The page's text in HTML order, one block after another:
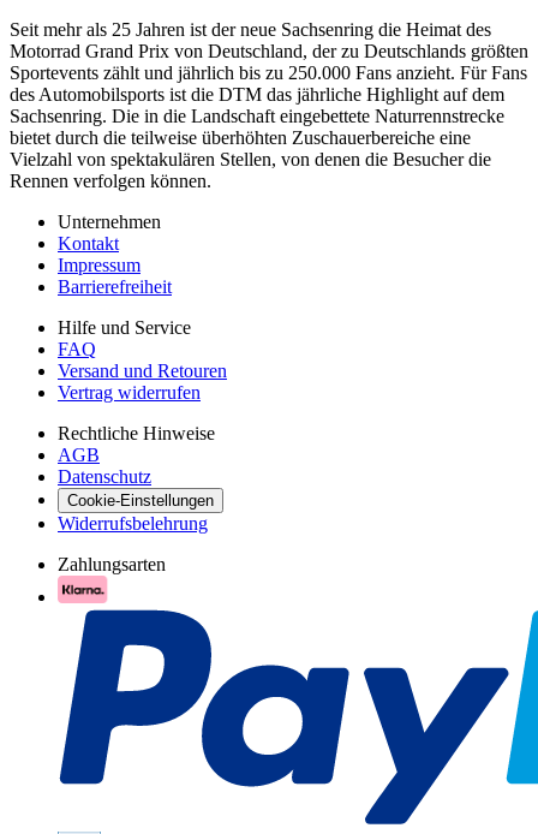
Seit mehr als 25 Jahren ist der neue Sachsenring die Heimat des
Motorrad Grand Prix von Deutschland, der zu Deutschlands größten
Sportevents zählt und jährlich bis zu 250.000 Fans anzieht. Für Fans
des Automobilsports ist die DTM das jährliche Highlight auf dem
Sachsenring. Die in die Landschaft eingebettete Naturrennstrecke
bietet durch die teilweise überhöhten Zuschauerbereiche eine
Vielzahl von spektakulären Stellen, von denen die Besucher die
Rennen verfolgen können.
Unternehmen
Kontakt
Impressum
Barrierefreiheit
Hilfe und Service
FAQ
Versand und Retouren
Vertrag widerrufen
Rechtliche Hinweise
AGB
Datenschutz
Cookie-Einstellungen
Widerrufsbelehrung
Zahlungsarten